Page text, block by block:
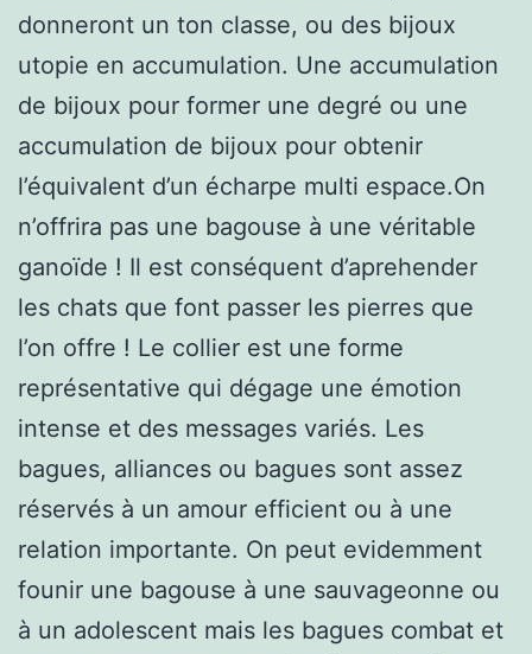
donneront un ton classe, ou des bijoux
utopie en accumulation. Une accumulation
de bijoux pour former une degré ou une
accumulation de bijoux pour obtenir
l’équivalent d’un écharpe multi espace.On
n’offrira pas une bagouse à une véritable
ganoïde ! Il est conséquent d’aprehender
les chats que font passer les pierres que
l’on offre ! Le collier est une forme
représentative qui dégage une émotion
intense et des messages variés. Les
bagues, alliances ou bagues sont assez
réservés à un amour efficient ou à une
relation importante. On peut evidemment
founir une bagouse à une sauvageonne ou
à un adolescent mais les bagues combat et